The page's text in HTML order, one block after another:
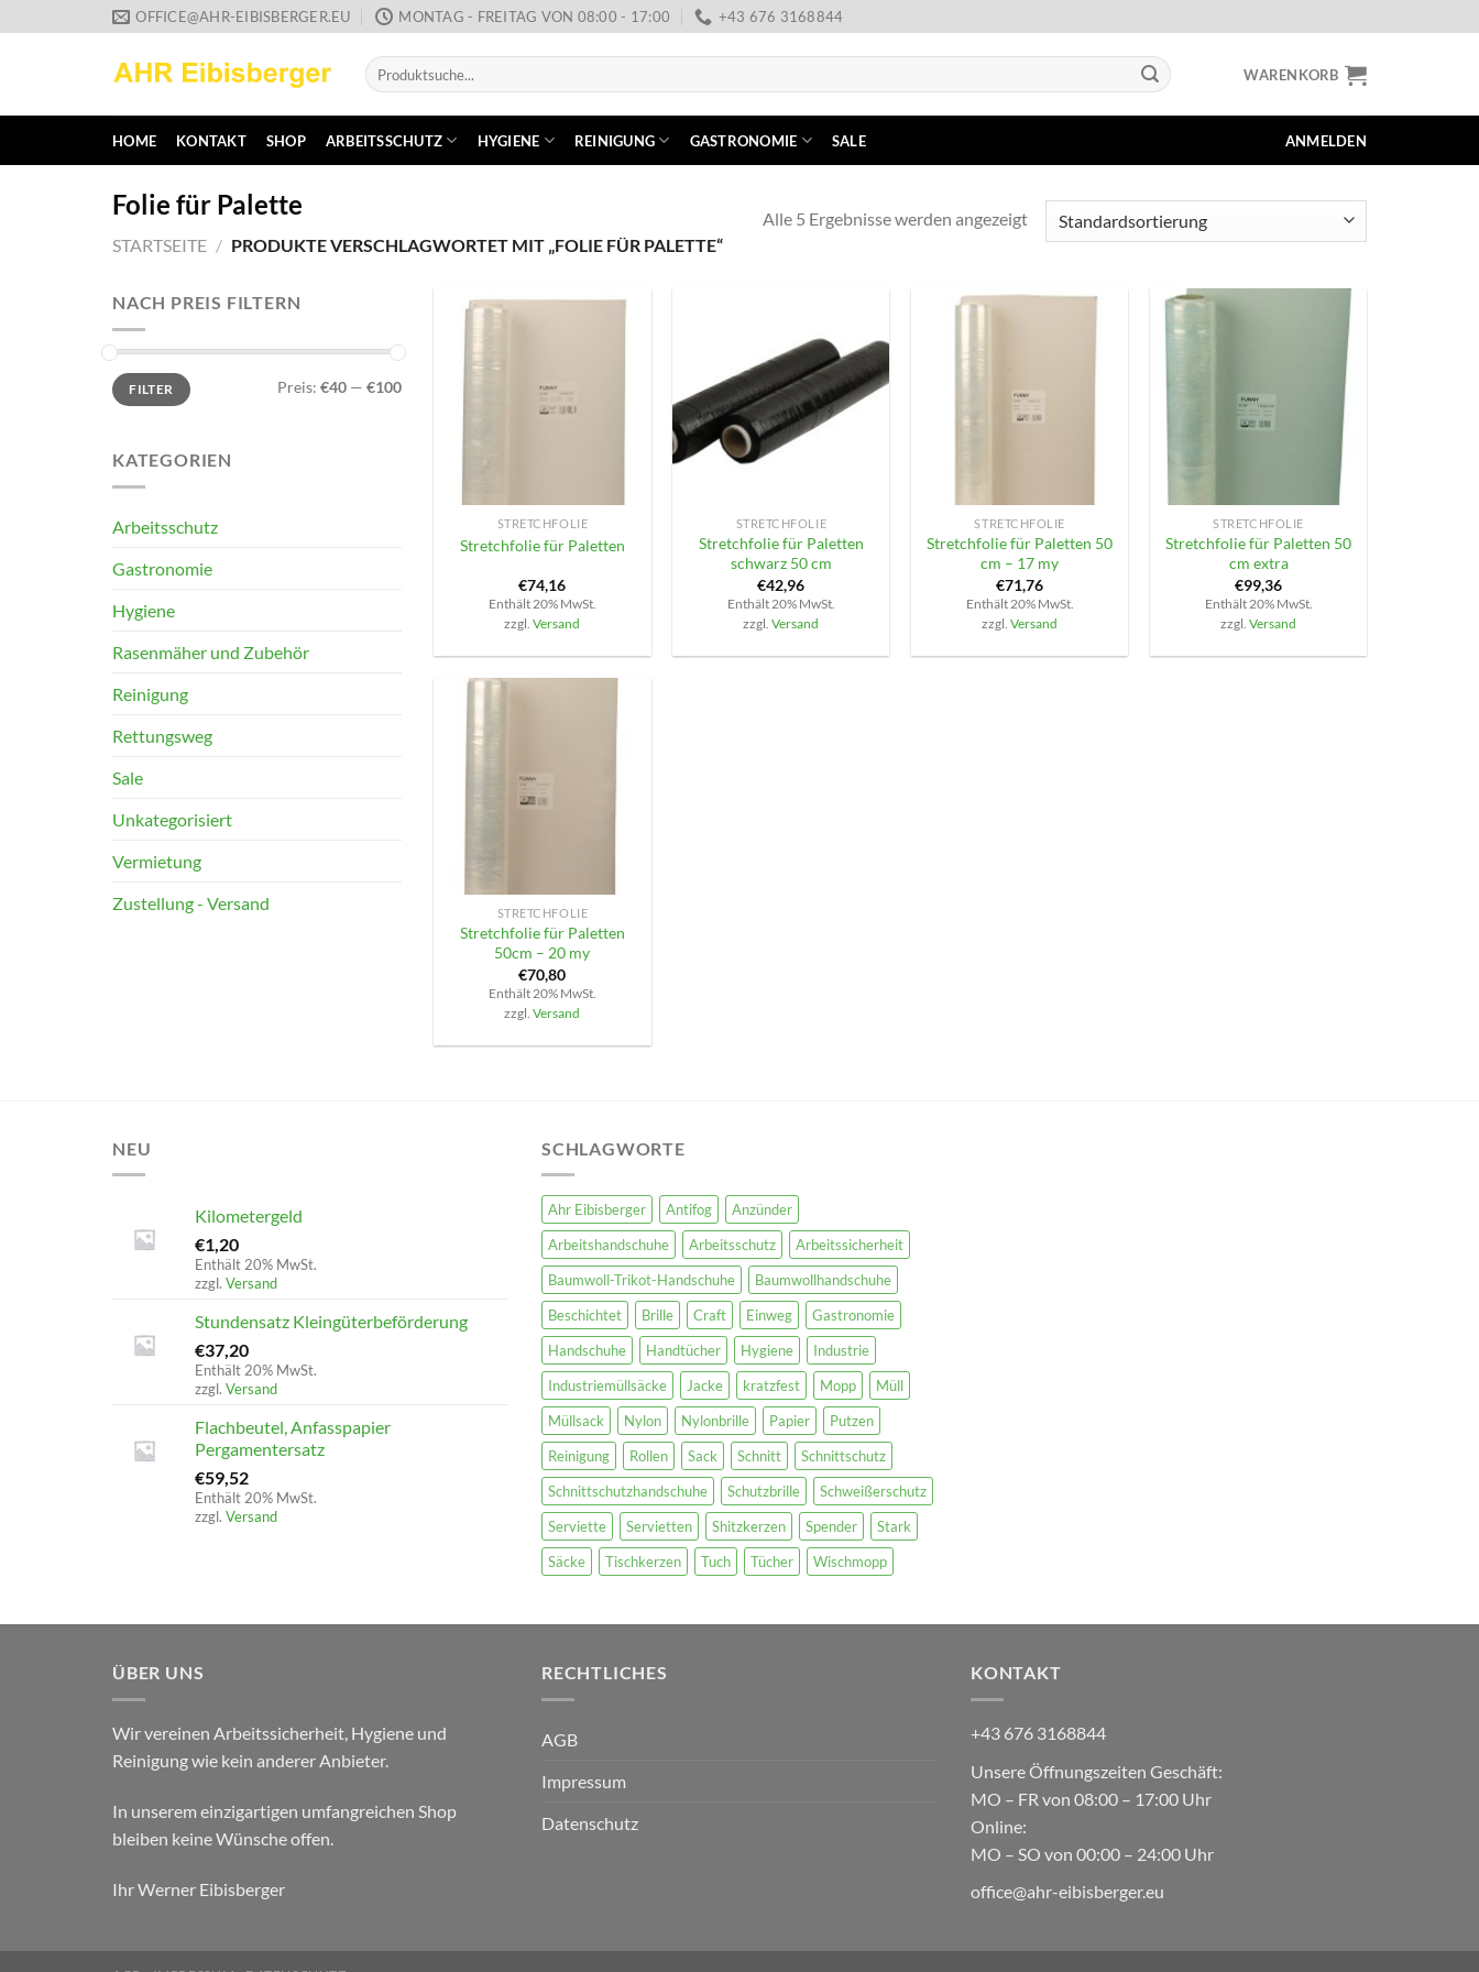
Inhalt
OFFICE@AHR-EIBISBERGER.EU MONTAG - FREITAG VON 08:00 - 17:00 +43 676 3168844
Suche
nach:
WARENKORB
HOME KONTAKT SHOP ARBEITSSCHUTZ HYGIENE REINIGUNG GASTRONOMIE SALE ANMELDEN
Folie für Palette
STARTSEITE / PRODUKTE VERSCHLAGWORTET MIT „FOLIE FÜR PALETTE“
Alle 5 Ergebnisse werden angezeigt
NACH PREIS FILTERN
Min.
Preis
Max.
PreisFILTER Preis: €40— €100
KATEGORIEN
Arbeitsschutz
Gastronomie
Hygiene
Rasenmäher und Zubehör
Reinigung
Rettungsweg
Sale
Unkategorisiert
Vermietung
Zustellung - Versand
STRETCHFOLIE
Stretchfolie für Paletten
€74,16
Enthält 20% MwSt.
zzgl.Versand
STRETCHFOLIE
Stretchfolie für Paletten
schwarz 50 cm
€42,96
Enthält 20% MwSt.
zzgl.Versand
STRETCHFOLIE
Stretchfolie für Paletten 50
cm – 17 my
€71,76
Enthält 20% MwSt.
zzgl.Versand
STRETCHFOLIE
Stretchfolie für Paletten 50
cm extra
€99,36
Enthält 20% MwSt.
zzgl.Versand
STRETCHFOLIE
Stretchfolie für Paletten
50cm – 20 my
€70,80
Enthält 20% MwSt.
zzgl.Versand
NEU
Kilometergeld
€1,20
Enthält 20% MwSt.
zzgl. Versand
Stundensatz Kleingüterbeförderung
€37,20
Enthält 20% MwSt.
zzgl. Versand
Flachbeutel, Anfasspapier
Pergamentersatz
€59,52
Enthält 20% MwSt.
zzgl. Versand
SCHLAGWORTE
Ahr Eibisberger Antifog
Anzünder
Arbeitshandschuhe
Arbeitsschutz
Arbeitssicherheit
Baumwoll-Trikot-Handschuhe
Baumwollhandschuhe
Beschichtet
Brille Craft Einweg
Gastronomie
Handschuhe
Handtücher Hygiene
Industrie
Industriemüllsäcke
Jacke kratzfest Mopp
Müll
Müllsack
Nylon Nylonbrille Papier
Putzen
Reinigung
Rollen Sack Schnitt
Schnittschutz
Schnittschutzhandschuhe
Schutzbrille
Schweißerschutz
Serviette
Servietten Shitzkerzen Spender
Stark
Säcke
Tischkerzen Tuch Tücher Wischmopp
ÜBER UNS
Wir vereinen Arbeitssicherheit, Hygiene und
Reinigung wie kein anderer Anbieter.
In unserem einzigartigen umfangreichen Shop
bleiben keine Wünsche offen.
Ihr Werner Eibisberger
RECHTLICHES
AGB
Impressum
Datenschutz
KONTAKT
+43 676 3168844
Unsere Öffnungszeiten Geschäft:
MO – FR von 08:00 – 17:00 Uhr
Online:
MO – SO von 00:00 – 24:00 Uhr
office@ahr-eibisberger.eu